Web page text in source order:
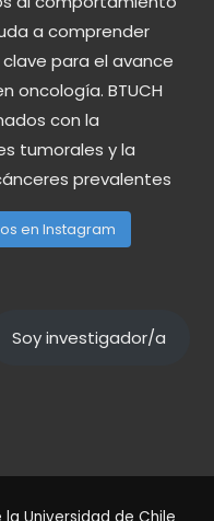
en Instagram
Soy investigador/a
Universidad de Chile